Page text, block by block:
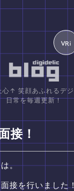
VRi
↑ 笑顔あふれるデ
日常を毎週更新！
接！
。
接を行いました